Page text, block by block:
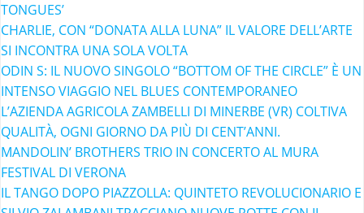
TONGUES’
CHARLIE, CON “DONATA ALLA LUNA” IL VALORE DELL’ARTE
SI INCONTRA UNA SOLA VOLTA
ODIN S: IL NUOVO SINGOLO “BOTTOM OF THE CIRCLE” È UN
INTENSO VIAGGIO NEL BLUES CONTEMPORANEO
L’AZIENDA AGRICOLA ZAMBELLI DI MINERBE (VR) COLTIVA
QUALITÀ, OGNI GIORNO DA PIÙ DI CENT’ANNI.
MANDOLIN’ BROTHERS TRIO IN CONCERTO AL MURA
FESTIVAL DI VERONA
IL TANGO DOPO PIAZZOLLA: QUINTETO REVOLUCIONARIO E